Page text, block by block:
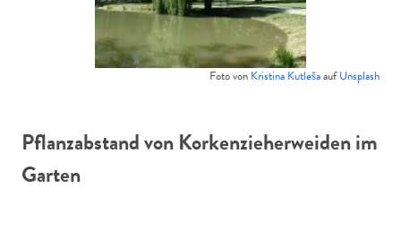
Foto von Kristina KutlešaaufUnsplash
Pflanzabstand von Korkenzieherweiden im
Garten